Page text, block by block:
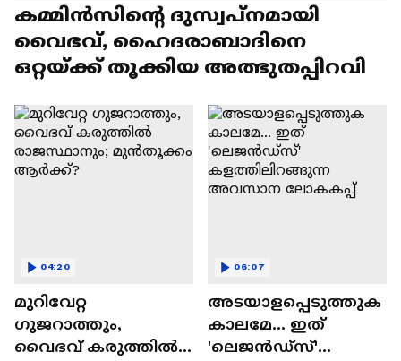
കമ്മിൻസിന്റെ ദുസ്വപ്നമായി
വൈഭവ്, ഹൈദരാബാദിനെ
ഒറ്റയ്ക്ക് തൂക്കിയ അത്ഭുതപ്പിറവി
മുറിവേറ്റ
ഗുജറാത്തും,
വൈഭവ് കരുത്തില്‍
04:20
അടയാളപ്പെടുത്തുക
കാലമേ... ഇത്
'ലെജൻഡ്‌സ്'
06:07